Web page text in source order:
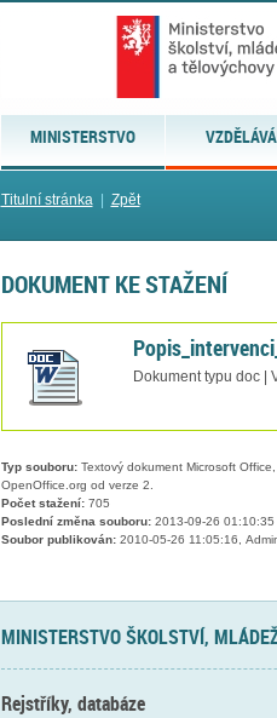
MINISTERSTVO
Titulní stránka| Zpět
DOKUMENT KE STAŽENÍ
Dokument typu doc |
Typ souboru:Textový dokument Microsoft
OpenOffice.org od verze 2.
Počet stažení:705
Poslední změna souboru:2013-09-26 01:10:35
Soubor publikován:2010-05-26 11:05:16,
MINISTERSTVO ŠKOLSTVÍ,
Rejstříky, databáze